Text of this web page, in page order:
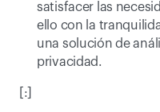
satisfacer las
ello con la
una solución de
privacidad.
[:]